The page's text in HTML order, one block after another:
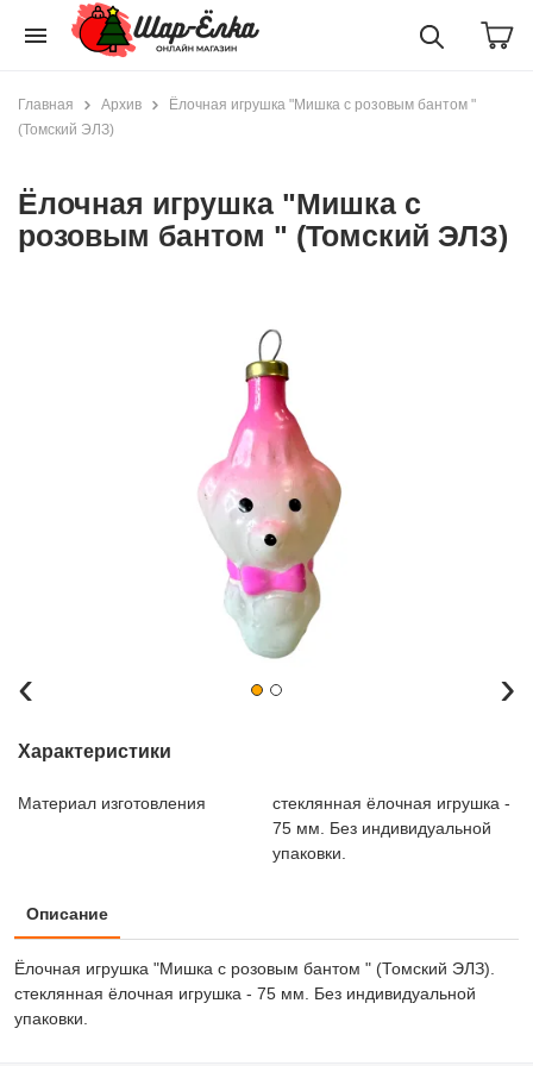
menu
Главная Архив
Ёлочная игрушка "Мишка с розовым бантом "
(Томский ЭЛЗ)
Ёлочная игрушка "Мишка с
розовым бантом " (Томский ЭЛЗ)
‹ ›
Характеристики
Материал изготовления
стеклянная ёлочная игрушка -
75 мм. Без индивидуальной
упаковки.
Описание
Ёлочная игрушка "Мишка с розовым бантом " (Томский ЭЛЗ).
стеклянная ёлочная игрушка - 75 мм. Без индивидуальной
упаковки.